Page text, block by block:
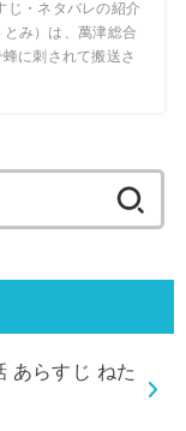
じ・ネタバレの紹介
み）は、萬津総合
に刺されて搬送さ
あらすじ ねた